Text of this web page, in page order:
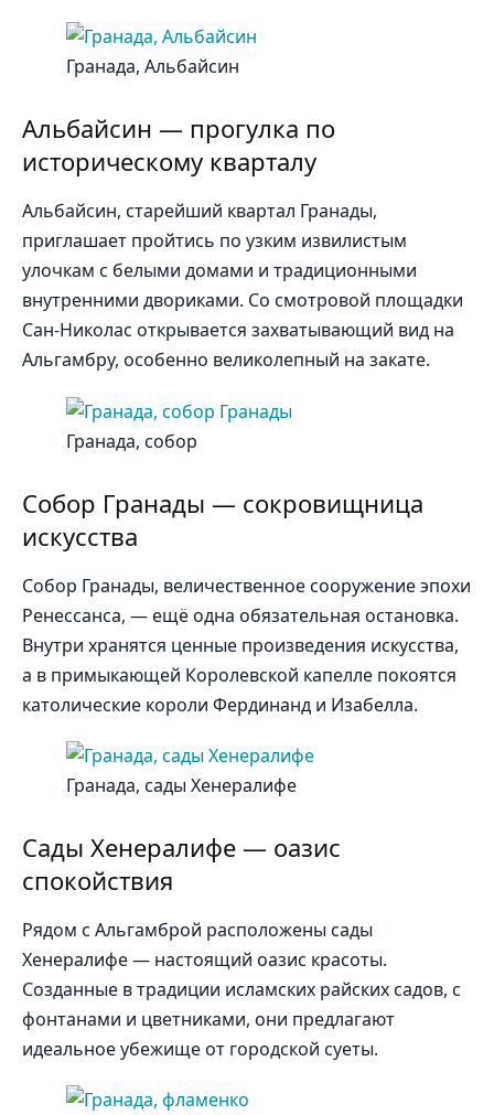
Гранада, Альбайсин
Альбайсин — прогулка по
историческому кварталу
Альбайсин, старейший квартал Гранады,
приглашает пройтись по узким извилистым
улочкам с белыми домами и традиционными
внутренними двориками. Со смотровой площадки
Сан-Николас открывается захватывающий вид на
Альгамбру, особенно великолепный на закате.
Гранада, собор
Собор Гранады — сокровищница
искусства
Собор Гранады, величественное сооружение эпохи
Ренессанса, — ещё одна обязательная остановка.
Внутри хранятся ценные произведения искусства,
а в примыкающей Королевской капелле покоятся
католические короли Фердинанд и Изабелла.
Гранада, сады Хенералифе
Сады Хенералифе — оазис
спокойствия
Рядом с Альгамброй расположены сады
Хенералифе — настоящий оазис красоты.
Созданные в традиции исламских райских садов, с
фонтанами и цветниками, они предлагают
идеальное убежище от городской суеты.